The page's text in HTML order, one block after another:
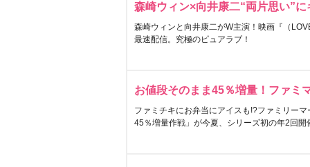
森崎ウィン×向井康二“両片思い”
森崎ウィンと向井康二がW主演！映画『（
最速配信。究極のピュアラブ！
お値段そのまま45％増量！ファミ
ファミチキにお弁当にアイスも!?ファミリー
45％増量作戦」が今夏、シリーズ初の年2回開